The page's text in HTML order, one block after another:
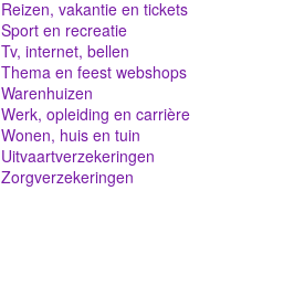
Reizen, vakantie en tickets
Sport en recreatie
Tv, internet, bellen
Thema en feest webshops
Warenhuizen
Werk, opleiding en carrière
Wonen, huis en tuin
Uitvaartverzekeringen
Zorgverzekeringen